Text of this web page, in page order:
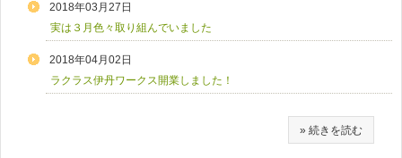
2018年03月27日
実は３月色々取り組んでいました
2018年04月02日
ラクラス伊丹ワークス開業しました！
» 続きを読む